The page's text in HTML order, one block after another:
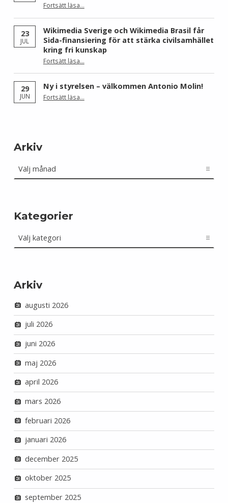
Fortsätt läsa“Skåne dominerar årets Wiki Loves Earth – här är kommunerna med flest bilder”
…
23
JUL
Wikimedia Sverige och Wikimedia Brasil får
Sida-finansiering för att stärka civilsamhället
kring fri kunskap
Fortsätt läsa“Wikimedia Sverige och Wikimedia Brasil får Sida-finansiering för att stärka civilsamhället kring fri kunskap”
…
29
JUN
Ny i styrelsen – välkommen Antonio Molin!
Fortsätt läsa“Ny i styrelsen – välkommen Antonio Molin!”
…
Arkiv
Kategorier
Arkiv
augusti 2026
juli 2026
juni 2026
maj 2026
april 2026
mars 2026
februari 2026
januari 2026
december 2025
oktober 2025
september 2025